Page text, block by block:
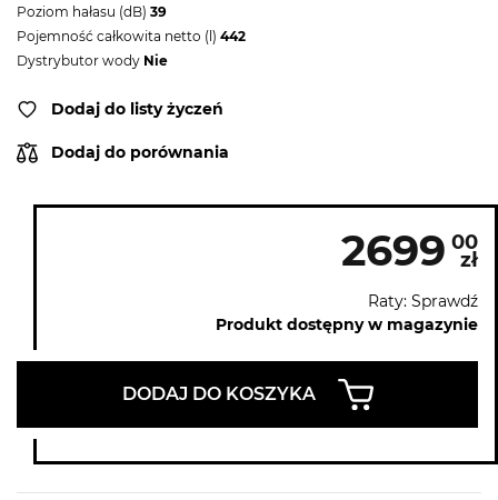
Poziom hałasu (dB) 39
Pojemność całkowita netto (l) 442
Dystrybutor wody Nie
Dodaj do listy życzeń
Dodaj do porównania
2699 00
zł
Raty: Sprawdź
Produkt dostępny w magazynie
DODAJ DO KOSZYKA